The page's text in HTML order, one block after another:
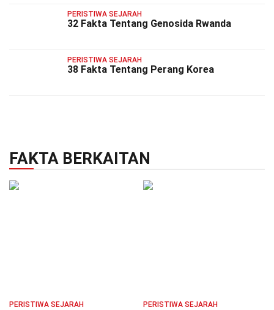
PERISTIWA SEJARAH
32 Fakta Tentang Genosida Rwanda
PERISTIWA SEJARAH
38 Fakta Tentang Perang Korea
FAKTA BERKAITAN
PERISTIWA SEJARAH
PERISTIWA SEJARAH